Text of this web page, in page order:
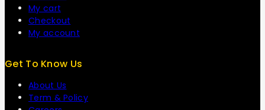
My cart
Checkout
My account
Get To Know Us
About Us
Term & Policy